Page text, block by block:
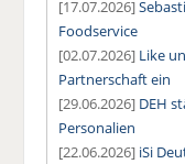
[17.07.2026]
Foodservice
[02.07.2026] Like
Partnerschaft ein
[29.06.2026] DEH
Personalien
[22.06.2026] iSi